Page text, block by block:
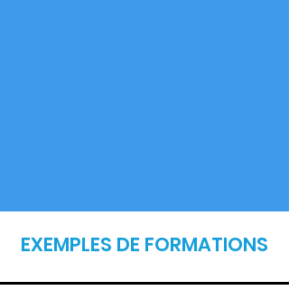
EXEMPLES DE FORMATIONS